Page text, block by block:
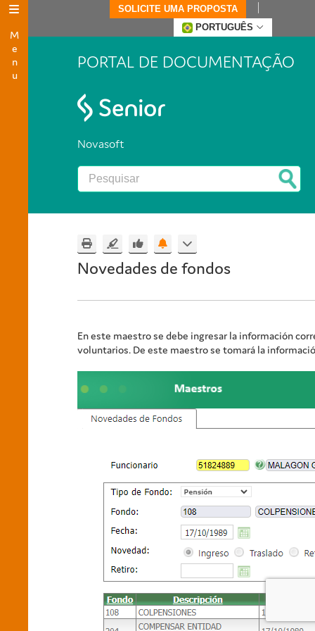
Menu
SOLICITE UMA PROPOSTA
PORTUGUÊS
PORTAL DE DOCUMENTAÇÃO
Novasoft
Novedades de fondos
En este maestro se debe ingresar la información
voluntarios. De este maestro se tomará la